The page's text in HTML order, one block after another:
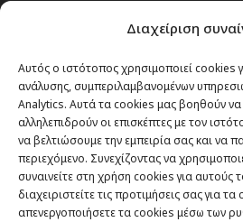
Διαχείριση
Αυτός ο ιστότοπος χρησιμοποιεί cookies
ανάλυσης, συμπεριλαμβανομένων
Analytics. Αυτά τα cookies μας βοηθούν
αλληλεπιδρούν οι επισκέπτες με τον
να βελτιώσουμε την εμπειρία σας και να
περιεχόμενο. Συνεχίζοντας να
συναινείτε στη χρήση cookies για αυτούς
διαχειριστείτε τις προτιμήσεις σας για
απενεργοποιήσετε τα cookies μέσω των
Passenger στον κόσμο
TRAVEL NEWS
Οργάνωσε το ταξίδι σου
CITY and CULTURE